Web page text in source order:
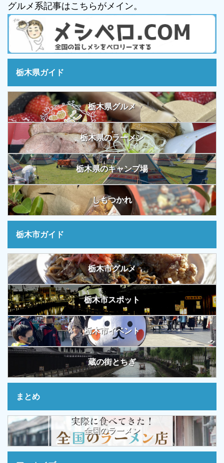
グルメ系記事はこちらがメイン。
栃木県ガイド
栃木県グルメ
栃木県のラーメン
栃木県のキャンプ場
しもつかれ
栃木市ガイド
栃木市グルメ
栃木市スポット
栃木市イベント
蔵の街とちぎ
まとめ
全国のラーメン